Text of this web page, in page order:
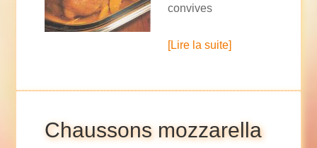
convives
[Lire la suite]
Chaussons mozzarella